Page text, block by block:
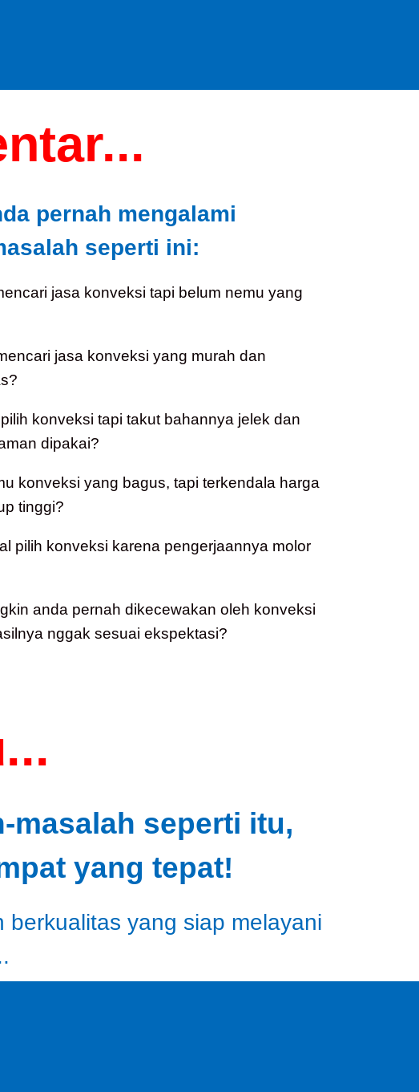
pernah mengalami
seperti ini:
jasa konveksi tapi belum nemu yang
jasa konveksi yang murah dan
konveksi tapi takut bahannya jelek dan
dipakai?
konveksi yang bagus, tapi terkendala harga
tinggi?
pilih konveksi karena pengerjaannya molor
anda pernah dikecewakan oleh konveksi
nggak sesuai ekspektasi?
masalah seperti itu,
yang tepat!
yang siap melayani